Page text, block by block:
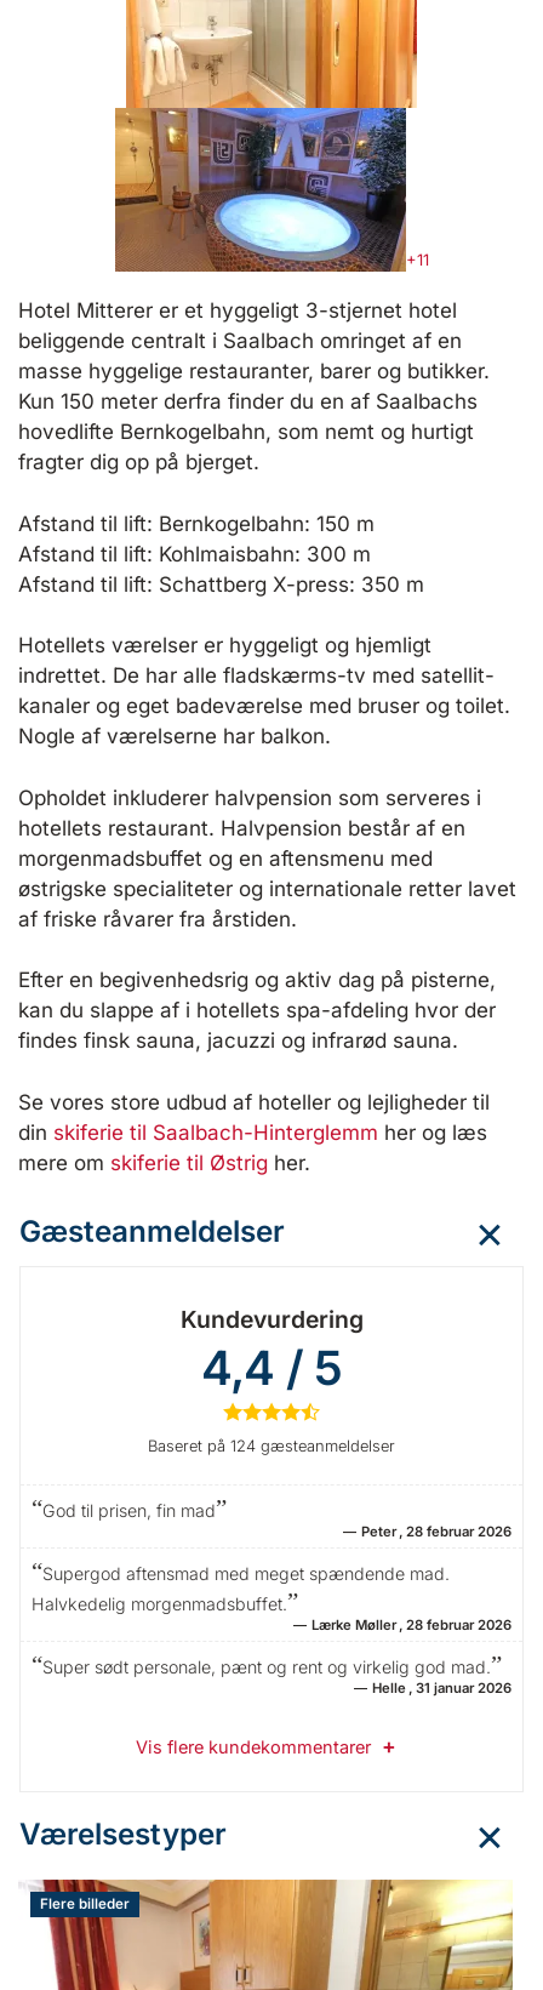
+11
Hotel Mitterer er et hyggeligt 3-stjernet hotel
beliggende centralt i Saalbach omringet af en
masse hyggelige restauranter, barer og butikker.
Kun 150 meter derfra finder du en af Saalbachs
hovedlifte Bernkogelbahn, som nemt og hurtigt
fragter dig op på bjerget.
Afstand til lift: Bernkogelbahn: 150 m
Afstand til lift: Kohlmaisbahn: 300 m
Afstand til lift: Schattberg X-press: 350 m
Hotellets værelser er hyggeligt og hjemligt
indrettet. De har alle fladskærms-tv med satellit-
kanaler og eget badeværelse med bruser og toilet.
Nogle af værelserne har balkon.
Opholdet inkluderer halvpension som serveres i
hotellets restaurant. Halvpension består af en
morgenmadsbuffet og en aftensmenu med
østrigske specialiteter og internationale retter lavet
af friske råvarer fra årstiden.
Efter en begivenhedsrig og aktiv dag på pisterne,
kan du slappe af i hotellets spa-afdeling hvor der
findes finsk sauna, jacuzzi og infrarød sauna.
Se vores store udbud af hoteller og lejligheder til
din skiferie til Saalbach-Hinterglemm her og læs
mere om skiferie til Østrig her.
Gæsteanmeldelser
Kundevurdering
4,4 / 5
★★★★
Baseret på 124 gæsteanmeldelser
God til prisen, fin mad
Peter 28 februar 2026
Supergod aftensmad med meget spændende mad.
Halvkedelig morgenmadsbuffet.
Lærke Møller 28 februar 2026
Super sødt personale, pænt og rent og virkelig god mad.
Helle 31 januar 2026
Vis flere kundekommentarer
Værelsestyper
Flere billeder